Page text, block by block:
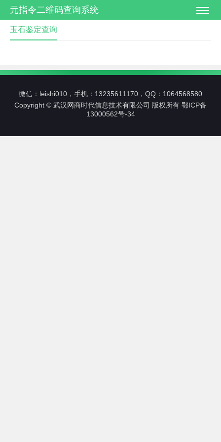
元指令二维码查询系统
玉石鉴定查询
微信：leishi010，手机：13235611170，QQ：1064568580
Copyright © 武汉网商时代信息技术有限公司 版权所有 鄂ICP备
13000562号-34